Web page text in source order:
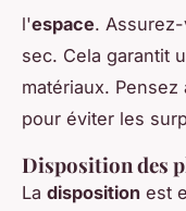
l'espace.
sec. Cela garantit
matériaux.
pour éviter les
Disposition des
La disposition est